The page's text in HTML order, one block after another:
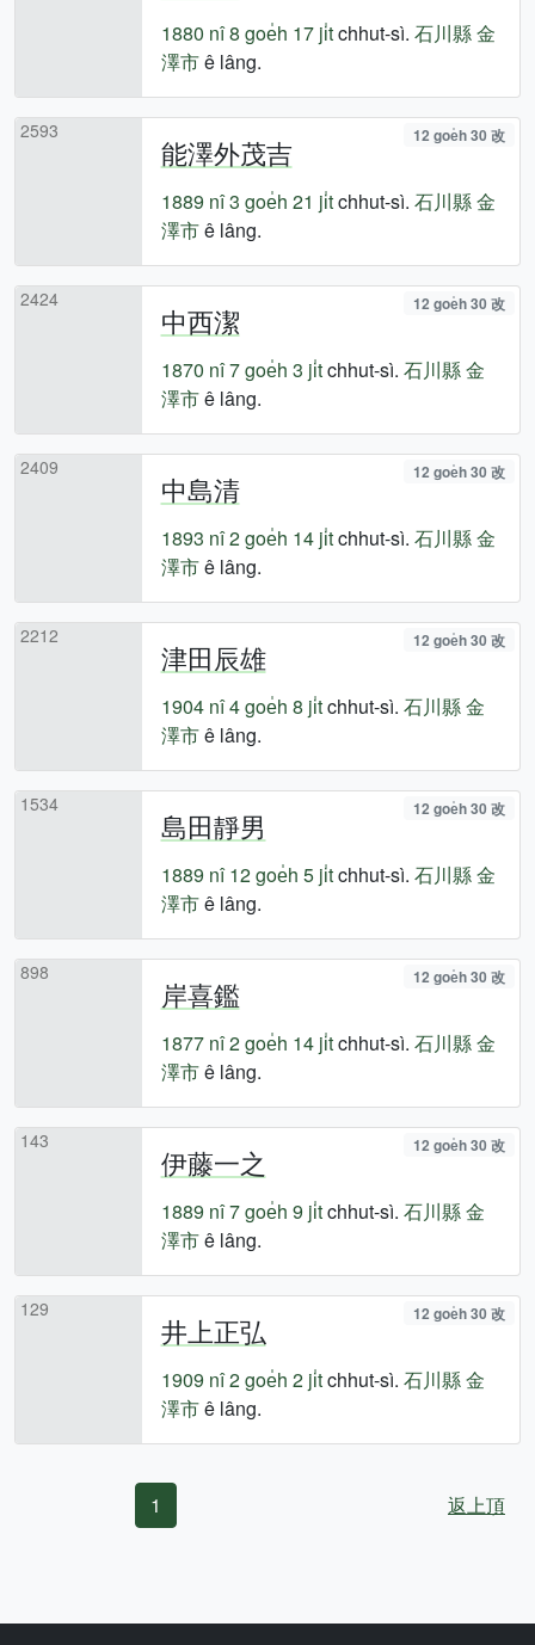
1880 nî8 goe̍h 17 ji̍tchhut-sì. 石川縣金
澤市ê lâng.
2593
能澤外茂吉 12 goe̍h 30 改
1889 nî3 goe̍h 21 ji̍tchhut-sì. 石川縣金
澤市ê lâng.
2424
中西潔 12 goe̍h 30 改
1870 nî7 goe̍h 3 ji̍tchhut-sì. 石川縣金
澤市ê lâng.
2409
中島清 12 goe̍h 30 改
1893 nî2 goe̍h 14 ji̍tchhut-sì. 石川縣金
澤市ê lâng.
2212
津田辰雄 12 goe̍h 30 改
1904 nî4 goe̍h 8 ji̍tchhut-sì. 石川縣金
澤市ê lâng.
1534
島田靜男 12 goe̍h 30 改
1889 nî 12 goe̍h 5 ji̍tchhut-sì. 石川縣金
澤市ê lâng.
898
岸喜鑑 12 goe̍h 30 改
1877 nî2 goe̍h 14 ji̍tchhut-sì. 石川縣金
澤市ê lâng.
143
伊藤一之 12 goe̍h 30 改
1889 nî7 goe̍h 9 ji̍tchhut-sì. 石川縣金
澤市ê lâng.
129
井上正弘 12 goe̍h 30 改
1909 nî2 goe̍h 2 ji̍tchhut-sì. 石川縣金
澤市ê lâng.
1 返上頂